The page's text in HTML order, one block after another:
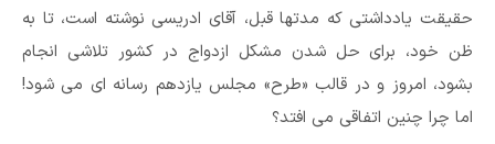
حقیقت یادداشتی که مدتها قبل، آقای ادریسی نوشته است، تا به
ظن خود، برای حل شدن مشکل ازدواج در کشور تلاشی انجام
بشود، امروز و در قالب «طرح» مجلس یازدهم رسانه ای می شود!
اما چرا چنین اتفاقی می افتد؟